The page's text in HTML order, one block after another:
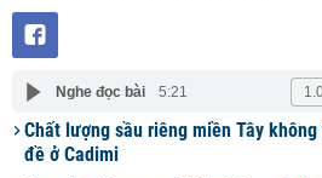
Nghe đọc bài 5:21
Chất lượng sầu riêng miền Tây
đề ở Cadimi